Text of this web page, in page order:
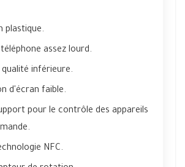
plastique.
assez lourd.
qualité inférieure.
d'écran faible.
pour le contrôle des appareils
NFC.